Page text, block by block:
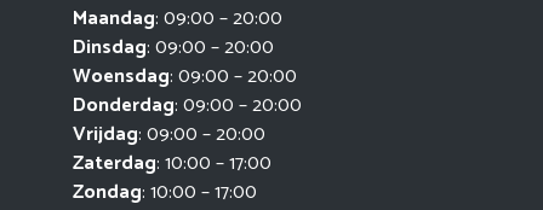
Maandag: 09:00 – 20:00
Dinsdag: 09:00 – 20:00
Woensdag: 09:00 – 20:00
Donderdag: 09:00 – 20:00
Vrijdag: 09:00 – 20:00
Zaterdag: 10:00 – 17:00
Zondag: 10:00 – 17:00